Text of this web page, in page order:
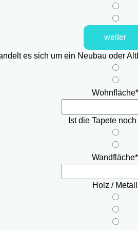
weiter
es sich um ein Neubau oder
Wohnfläche*
Ist die Tapete
Wandfläche*
Holz / Metall